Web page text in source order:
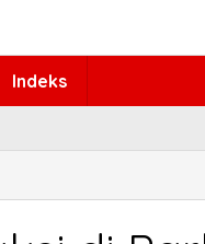
Indeks